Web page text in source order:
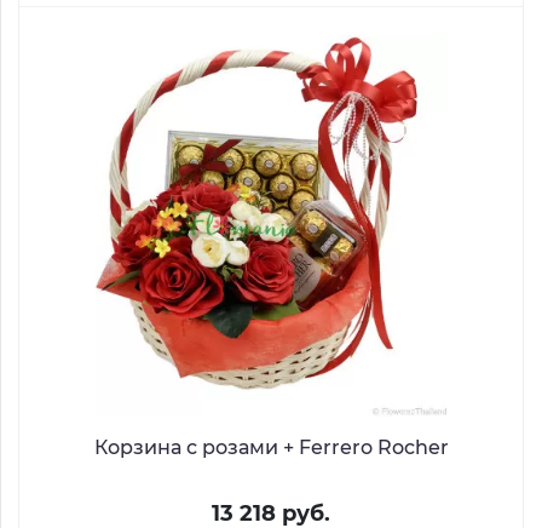
Корзина с розами + Ferrero Rocher
13 218 руб.